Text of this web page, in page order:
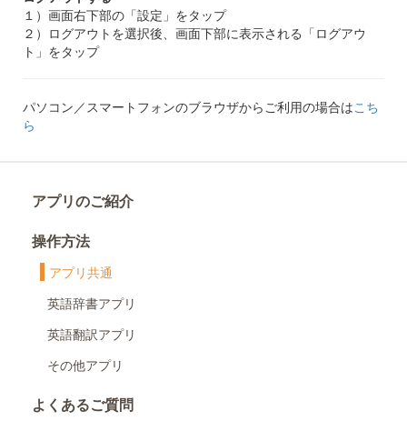
１）画面右下部の「設定」をタップ
２）ログアウトを選択後、画面下部に表示される「ログアウ
ト」をタップ
パソコン／スマートフォンのブラウザからご利用の場合はこち
ら
アプリのご紹介
操作方法
アプリ共通
英語辞書アプリ
英語翻訳アプリ
その他アプリ
よくあるご質問